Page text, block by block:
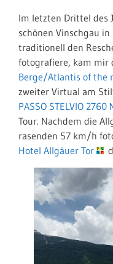
Im letzten Drittel des
schönen Vinschgau
traditionell den
fotografiere, kam mir
Berge/Atlantis of the
zweiter Virtual am
PASSO STELVIO 2760
Tour. Nachdem die
rasenden 57 km/h
Hotel Allgäuer Tor